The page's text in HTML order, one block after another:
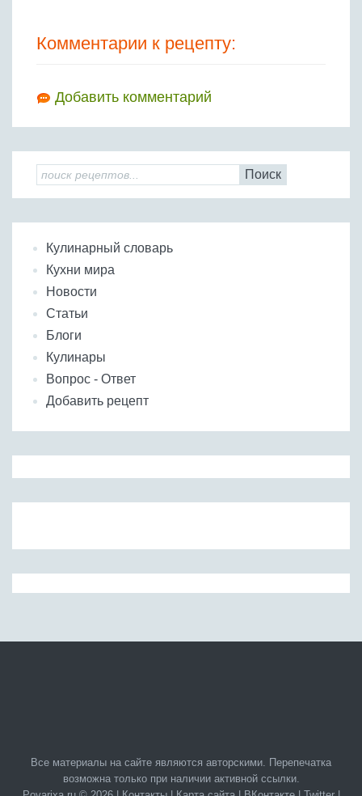
Комментарии к рецепту:
Добавить комментарий
Поиск
Кулинарный словарь
Кухни мира
Новости
Статьи
Блоги
Кулинары
Вопрос - Ответ
Добавить рецепт
Все материалы на сайте являются авторскими. Перепечатка
возможна только при наличии активной ссылки.